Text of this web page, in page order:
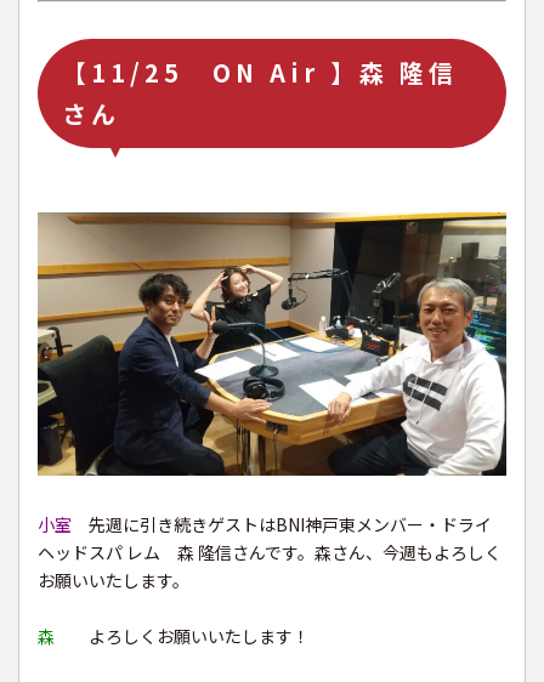
【11/25 ON Air 】森 隆信
さん
小室 先週に引き続きゲストはBNI神戸東メンバー・ドライ
ヘッドスパ レム 森 隆信さんです。森さん、今週もよろしく
お願いいたします。
森 よろしくお願いいたします！